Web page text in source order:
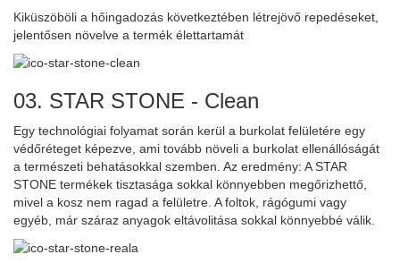
Kiküszöböli a hőingadozás következtében létrejövő repedéseket,
jelentősen növelve a termék élettartamát
03. STAR STONE - Clean
Egy technológiai folyamat során kerül a burkolat felületére egy
védőréteget képezve, ami tovább növeli a burkolat ellenállóságát
a természeti behatásokkal szemben. Az eredmény: A STAR
STONE termékek tisztasága sokkal könnyebben megőrizhettő,
mivel a kosz nem ragad a felületre. A foltok, rágógumi vagy
egyéb, már száraz anyagok eltávolitása sokkal könnyebbé válik.